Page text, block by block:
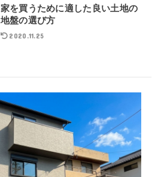
家を買うために適した良い土地の
地盤の選び方
2020.11.25